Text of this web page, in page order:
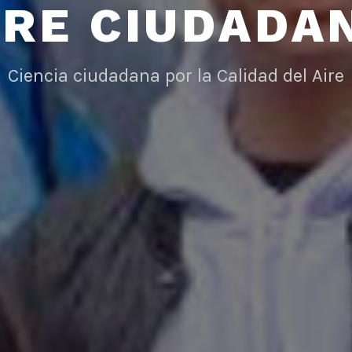
Ciencia ciudadana por la Calidad del Aire